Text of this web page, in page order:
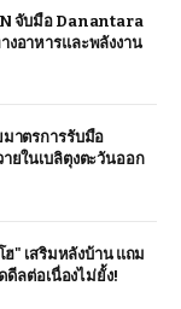
จับมือ Danantara
งอาหารและพลังงาน
าตรการรับมือ
ยในเบลิตุงตะวันออก
ฮ" เสริมหลังบ้าน แถม
ดีลต่อเนื่องไม่ยั้ง!